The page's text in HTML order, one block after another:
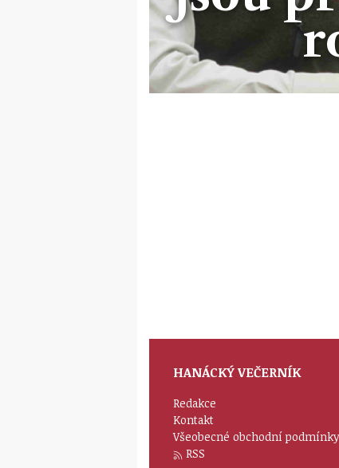
HANÁCKÝ VEČERNÍK
Redakce
Kontakt
Všeobecné obchodní podmínky
RSS